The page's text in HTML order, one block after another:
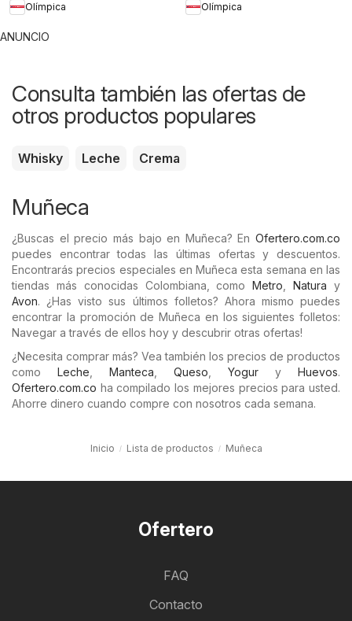
Olímpica
Olímpica
ANUNCIO
Consulta también las ofertas de
otros productos populares
Whisky Leche Crema
Muñeca
¿Buscas el precio más bajo en Muñeca? En Ofertero.com.co
puedes encontrar todas las últimas ofertas y descuentos.
Encontrarás precios especiales en Muñeca esta semana en las
tiendas más conocidas Colombiana, comoMetro ,Natura y
Avon. ¿Has visto sus últimos folletos? Ahora mismo puedes
encontrar la promoción de Muñeca en los siguientes folletos:
Navegar a través de ellos hoy y descubrir otras ofertas!
¿Necesita comprar más? Vea también los precios de productos
como Leche Manteca Queso Yogur y Huevos.
Ofertero.com.co ha compilado los mejores precios para usted.
Ahorre dinero cuando compre con nosotros cada semana.
Inicio Lista de productos Muñeca
Ofertero
FAQ
Contacto